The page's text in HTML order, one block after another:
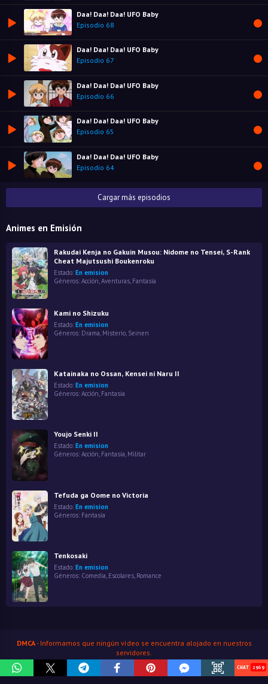
Daa! Daa! Daa! UFO Baby
Episodio 68
Daa! Daa! Daa! UFO Baby
Episodio 67
Daa! Daa! Daa! UFO Baby
Episodio 66
Daa! Daa! Daa! UFO Baby
Episodio 65
Daa! Daa! Daa! UFO Baby
Episodio 64
Cargar más episodios
Animes en Emisión
Rakudai Kenja no Gakuin Musou: Nidome no Tensei, S-Rank
Cheat Majutsushi Boukenroku
Estado: En emision
Géneros: Acción,Aventuras, Fantasía
Kami no Shizuku
Estado: En emision
Géneros: Drama Misterio Seinen
Katainaka no Ossan, Kensei ni Naru II
Estado: En emision
Géneros: Acción, Fantasía
Youjo Senki II
Estado: En emision
Géneros: Acción, Fantasía, Militar
Tefuda ga Oome no Victoria
Estado: En emision
Géneros: Fantasía
Tenkosaki
Estado: En emision
Géneros: Comedia, Escolares, Romance
DMCA- Informamos que ningún vídeo se encuentra alojado en nuestros
servidores.
HenaoJara© Copyright 2026
2969